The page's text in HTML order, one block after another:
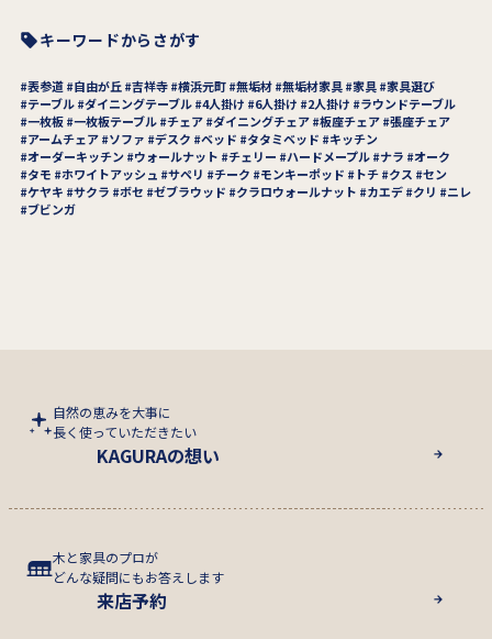
キーワードからさがす
表参道 自由が丘 吉祥寺 横浜元町 無垢材 無垢材家具 家具 家具選び
テーブル ダイニングテーブル 4人掛け 6人掛け 2人掛け
ラウンドテーブル
一枚板 一枚板テーブル チェア ダイニングチェア 板座チェア 張座チェア
アームチェア
ソファ デスク ベッド タタミベッド
キッチン
オーダーキッチン
ウォールナット チェリー ハードメープル ナラ
オーク
タモ
ホワイトアッシュ サペリ チーク モンキーポッド トチ クス
セン
ケヤキ
サクラ ボセ ゼブラウッド クラロウォールナット カエデ クリ
ニレ
ブビンガ
自然の恵みを大事に
長く使っていただきたい
KAGURAの想い
木と家具のプロが
どんな疑問にもお答えします
来店予約